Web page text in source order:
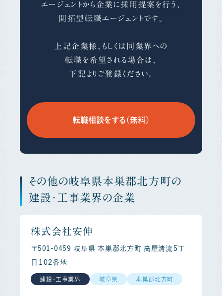
エージェントから企業に採用提案を行う、
開拓型転職エージェントです。
上記企業様、もしくは同業界への
転職を希望される場合は、
下記よりご登録ください。
転職相談をする（無料）
その他の岐阜県本巣郡北方町の
建設・工事業界の企業
株式会社安伸
〒501-0459 岐阜県 本巣郡北方町 高屋清流５丁
目１０２番地
建設・工事業界 岐阜県 本巣郡北方町